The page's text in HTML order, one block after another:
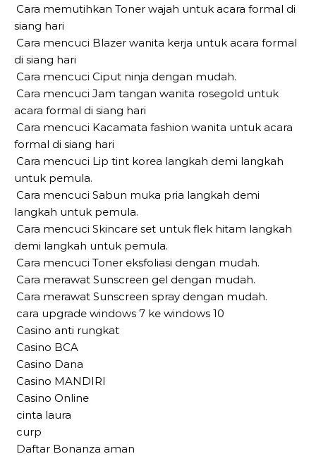
Cara memutihkan Toner wajah untuk acara formal di
siang hari
Cara mencuci Blazer wanita kerja untuk acara formal
di siang hari
Cara mencuci Ciput ninja dengan mudah.
Cara mencuci Jam tangan wanita rosegold untuk
acara formal di siang hari
Cara mencuci Kacamata fashion wanita untuk acara
formal di siang hari
Cara mencuci Lip tint korea langkah demi langkah
untuk pemula.
Cara mencuci Sabun muka pria langkah demi
langkah untuk pemula.
Cara mencuci Skincare set untuk flek hitam langkah
demi langkah untuk pemula.
Cara mencuci Toner eksfoliasi dengan mudah.
Cara merawat Sunscreen gel dengan mudah.
Cara merawat Sunscreen spray dengan mudah.
cara upgrade windows 7 ke windows 10
Casino anti rungkat
Casino BCA
Casino Dana
Casino MANDIRI
Casino Online
cinta laura
curp
Daftar Bonanza aman